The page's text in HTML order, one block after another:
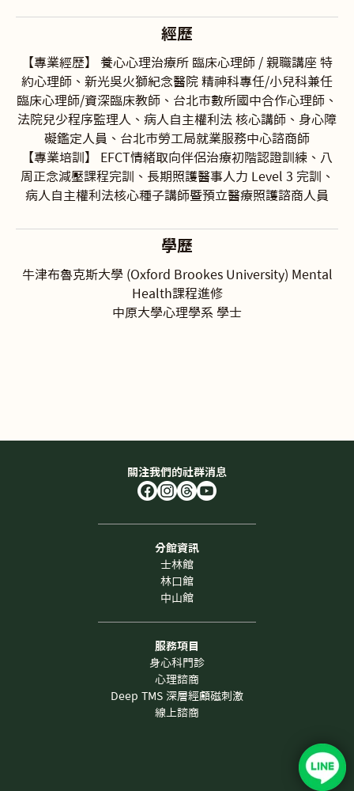
經歷
【專業經歷】 養心心理治療所 臨床心理師 / 親職講座 特
約心理師、新光吳火獅紀念醫院 精神科專任/小兒科兼任
臨床心理師/資深臨床教師、台北市數所國中合作心理師、
法院兒少程序監理人、病人自主權利法 核心講師、身心障
礙鑑定人員、台北市勞工局就業服務中心諮商師
【專業培訓】 EFCT情緒取向伴侶治療初階認證訓練、八
周正念減壓課程完訓、長期照護醫事人力 Level 3 完訓、
病人自主權利法核心種子講師暨預立醫療照護諮商人員
學歷
牛津布魯克斯大學 (Oxford Brookes University) Mental
Health課程進修
中原大學心理學系 學士
關注我們的社群消息
分館資訊
士林館
林口館
中山館
服務項目
身心科門診
心理諮商
Deep TMS 深層經顱磁刺激
線上諮商